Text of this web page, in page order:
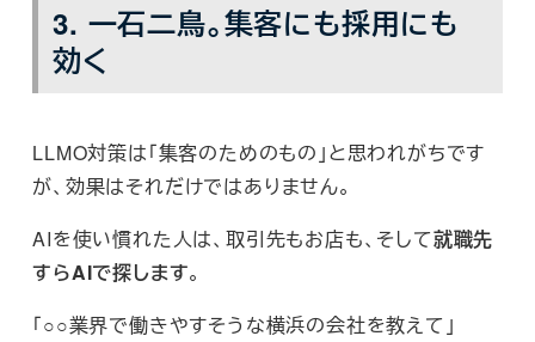
3. 一石二鳥。集客にも採用にも
効く
LLMO対策は「集客のためのもの」と思われがちです
が、効果はそれだけではありません。
AIを使い慣れた人は、取引先もお店も、そして就職先
すらAIで探します。
「○○業界で働きやすそうな横浜の会社を教えて」